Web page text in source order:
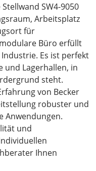
SW4-9050
Arbeitsplatz
für
Büro erfüllt
Es ist perfekt
und Lagerhallen, in
steht.
von Becker
robuster und
Anwendungen.
und
Ihnen